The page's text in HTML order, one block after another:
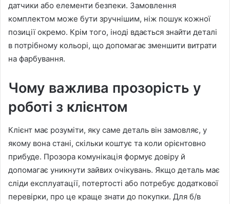
датчики або елементи безпеки. Замовлення
комплектом може бути зручнішим, ніж пошук кожної
позиції окремо. Крім того, іноді вдається знайти деталі
в потрібному кольорі, що допомагає зменшити витрати
на фарбування.
Чому важлива прозорість у
роботі з клієнтом
Клієнт має розуміти, яку саме деталь він замовляє, у
якому вона стані, скільки коштує та коли орієнтовно
прибуде. Прозора комунікація формує довіру й
допомагає уникнути зайвих очікувань. Якщо деталь має
сліди експлуатації, потертості або потребує додаткової
перевірки, про це краще знати до покупки. Для б/в